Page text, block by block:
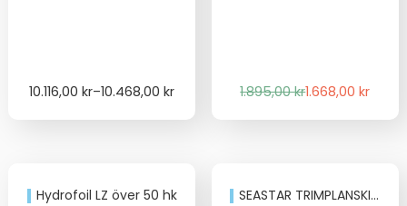
10.116,00kr–10.468,00kr
Price
1.895,00krDet
1.668,00kr
Det
Hydrofoil LZ över 50 hk
SEASTAR TRIMPLANSKIT STD LÅNG